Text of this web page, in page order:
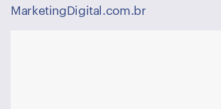
MarketingDigital.com.br